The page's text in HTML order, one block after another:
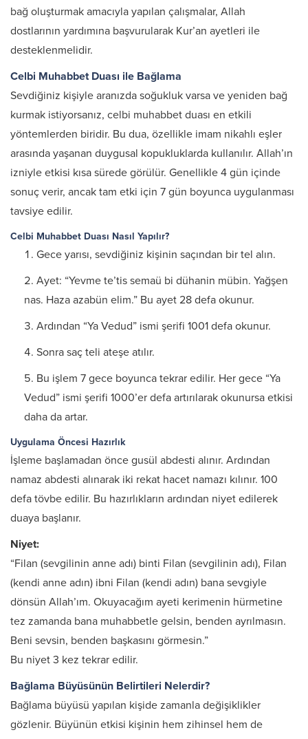
bağ oluşturmak amacıyla yapılan çalışmalar, Allah
dostlarının yardımına başvurularak Kur’an ayetleri ile
desteklenmelidir.
Celbi Muhabbet Duası ile Bağlama
Sevdiğiniz kişiyle aranızda soğukluk varsa ve yeniden bağ
kurmak istiyorsanız, celbi muhabbet duası en etkili
yöntemlerden biridir. Bu dua, özellikle imam nikahlı eşler
arasında yaşanan duygusal kopukluklarda kullanılır. Allah’ın
izniyle etkisi kısa sürede görülür. Genellikle 4 gün içinde
sonuç verir, ancak tam etki için 7 gün boyunca uygulanması
tavsiye edilir.
Celbi Muhabbet Duası Nasıl Yapılır?
Gece yarısı, sevdiğiniz kişinin saçından bir tel alın.
Ayet: “Yevme te’tis semaü bi dühanin mübin. Yağşen
nas. Haza azabün elim.” Bu ayet 28 defa okunur.
Ardından “Ya Vedud” ismi şerifi 1001 defa okunur.
Sonra saç teli ateşe atılır.
Bu işlem 7 gece boyunca tekrar edilir. Her gece “Ya
Vedud” ismi şerifi 1000’er defa artırılarak okunursa etkisi
daha da artar.
Uygulama Öncesi Hazırlık
İşleme başlamadan önce gusül abdesti alınır. Ardından
namaz abdesti alınarak iki rekat hacet namazı kılınır. 100
defa tövbe edilir. Bu hazırlıkların ardından niyet edilerek
duaya başlanır.
Niyet:
“Filan (sevgilinin anne adı) binti Filan (sevgilinin adı), Filan
(kendi anne adın) ibni Filan (kendi adın) bana sevgiyle
dönsün Allah’ım. Okuyacağım ayeti kerimenin hürmetine
tez zamanda bana muhabbetle gelsin, benden ayrılmasın.
Beni sevsin, benden başkasını görmesin.”
Bu niyet 3 kez tekrar edilir.
Bağlama Büyüsünün Belirtileri Nelerdir?
Bağlama büyüsü yapılan kişide zamanla değişiklikler
gözlenir. Büyünün etkisi kişinin hem zihinsel hem de